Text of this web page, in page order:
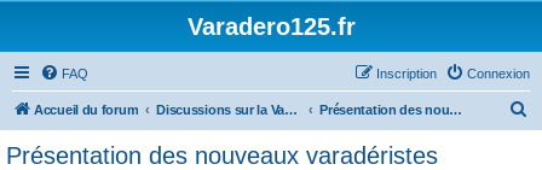
Varadero125.fr
FAQ Connexion
Inscription
Accueil du forum Discussions sur la Varadéro 125 Présentation des nouveaux varadéristes
Présentation des nouveaux varadéristes